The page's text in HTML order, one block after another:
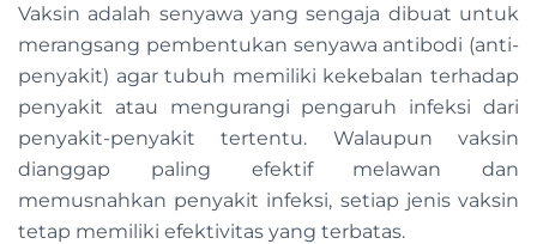
Vaksin adalah senyawa yang sengaja dibuat untuk
merangsang pembentukan senyawa antibodi (anti-
penyakit) agar tubuh memiliki kekebalan terhadap
penyakit atau mengurangi pengaruh infeksi dari
penyakit-penyakit tertentu. Walaupun vaksin
dianggap paling efektif melawan dan
memusnahkan penyakit infeksi, setiap jenis vaksin
tetap memiliki efektivitas yang terbatas.